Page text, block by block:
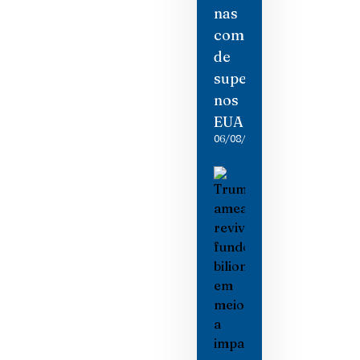
nas
compras
de
supermercado
nos
EUA
06/08/2026